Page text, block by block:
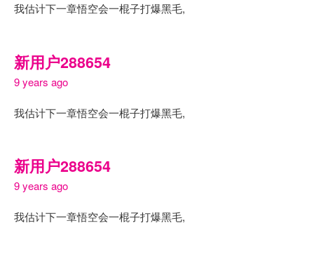
我估计下一章悟空会一棍子打爆黑毛,
新用户288654
9 years ago
我估计下一章悟空会一棍子打爆黑毛,
新用户288654
9 years ago
我估计下一章悟空会一棍子打爆黑毛,